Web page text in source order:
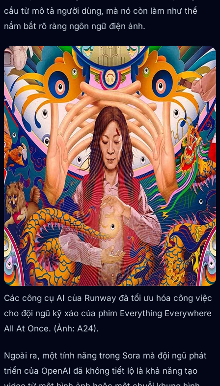
cầu từ mô tả người dùng, mà nó còn làm như thể
nắm bắt rõ ràng ngôn ngữ điện ảnh.
Các công cụ AI của Runway đã tối ưu hóa công việc
cho đội ngũ kỹ xảo của phim Everything Everywhere
All At Once. (Ảnh: A24).
Ngoài ra, một tính năng trong Sora mà đội ngũ phát
triển của OpenAI đã không tiết lộ là khả năng tạo